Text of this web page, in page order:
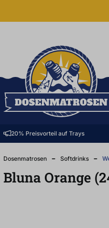
20% Preisvorteil auf Trays
Dosenmatrosen Softdrinks
Bluna Orange